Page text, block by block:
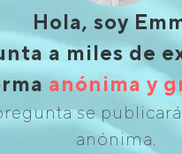
Hola, soy
a miles de
anónima y
se
anónima.